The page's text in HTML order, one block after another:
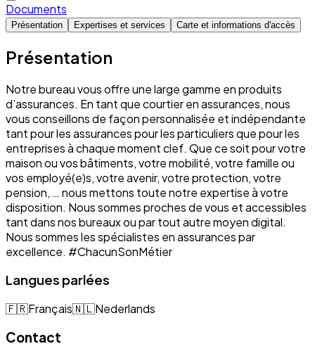
Documents
Présentation Expertises et services Carte et informations d'accès
Présentation
Notre bureau vous offre une large gamme en produits
d’assurances. En tant que courtier en assurances, nous
vous conseillons de façon personnalisée et indépendante
tant pour les assurances pour les particuliers que pour les
entreprises à chaque moment clef. Que ce soit pour votre
maison ou vos bâtiments, votre mobilité, votre famille ou
vos employé(e)s, votre avenir, votre protection, votre
pension, … nous mettons toute notre expertise à votre
disposition. Nous sommes proches de vous et accessibles
tant dans nos bureaux ou par tout autre moyen digital.
Nous sommes les spécialistes en assurances par
excellence. #ChacunSonMétier
Langues parlées
🇫🇷Français🇳🇱Nederlands
Contact